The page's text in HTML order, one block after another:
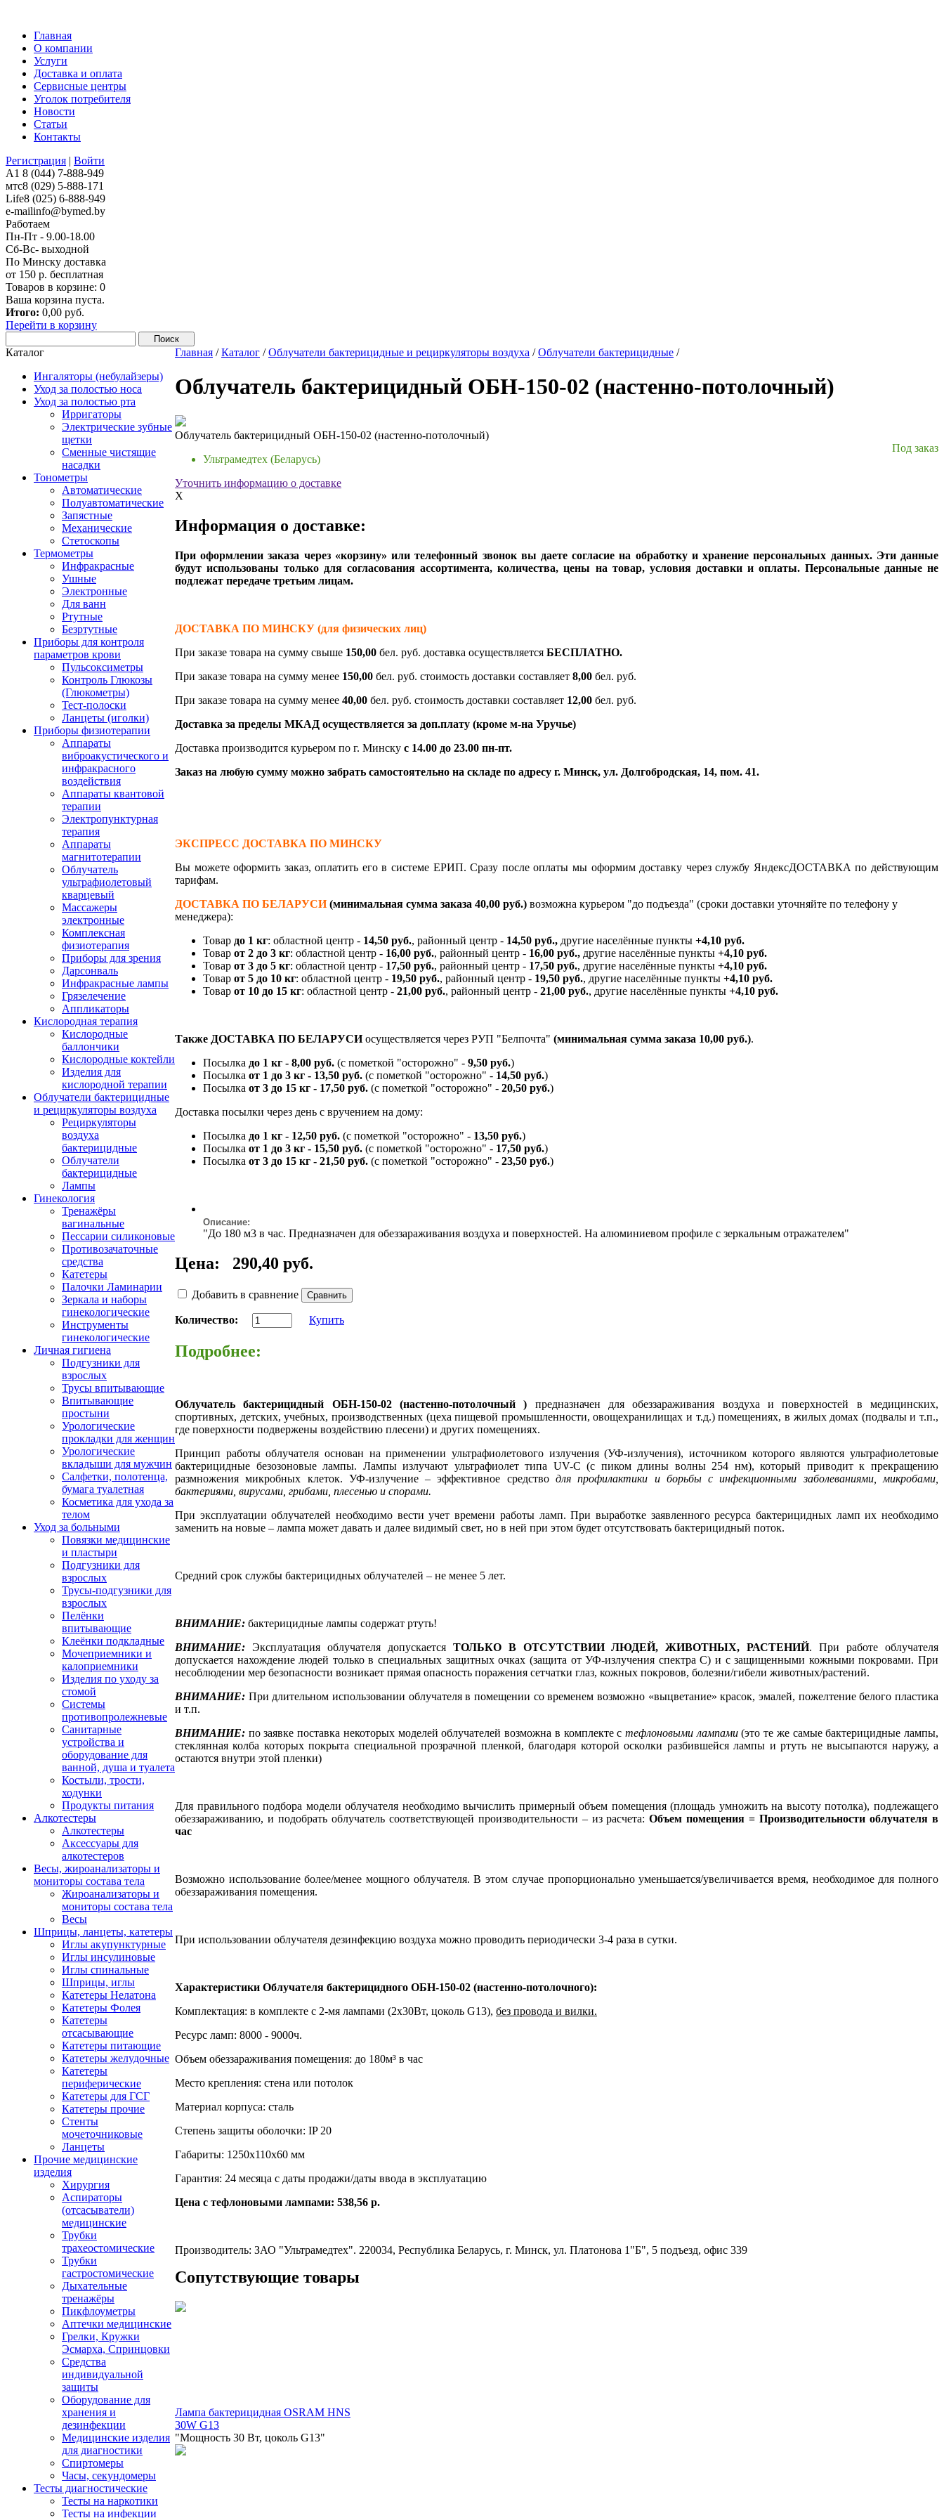
Главная
О компании
Услуги
Доставка и оплата
Сервисные центры
Уголок потребителя
Новости
Статьи
Контакты
Регистрация | Войти
A1 8 (044) 7-888-949
мтс8 (029) 5-888-171
Life8 (025) 6-888-949
e-mailinfo@bymed.by
Работаем
Пн-Пт - 9.00-18.00
Сб-Вс- выходной
По Минску доставка
от 150 р. бесплатная
Товаров в корзине: 0
Ваша корзина пуста.
Итого: 0,00 руб.
Перейти в корзину
Каталог
Ингаляторы (небулайзеры)
Уход за полостью носа
Уход за полостью рта
Ирригаторы
Электрические зубные
щетки
Сменные чистящие
насадки
Тонометры
Автоматические
Полуавтоматические
Запястные
Механические
Стетоскопы
Термометры
Инфракрасные
Ушные
Электронные
Для ванн
Ртутные
Безртутные
Приборы для контроля
параметров крови
Пульсоксиметры
Контроль Глюкозы
(Глюкометры)
Тест-полоски
Ланцеты (иголки)
Приборы физиотерапии
Аппараты
виброакустического и
инфракрасного
воздействия
Аппараты квантовой
терапии
Электропунктурная
терапия
Аппараты
магнитотерапии
Облучатель
ультрафиолетовый
кварцевый
Массажеры
электронные
Комплексная
физиотерапия
Приборы для зрения
Дарсонваль
Инфракрасные лампы
Грязелечение
Аппликаторы
Кислородная терапия
Кислородные
баллончики
Кислородные коктейли
Изделия для
кислородной терапии
Облучатели бактерицидные
и рециркуляторы воздуха
Рециркуляторы
воздуха
бактерицидные
Облучатели
бактерицидные
Лампы
Гинекология
Тренажёры
вагинальные
Пессарии силиконовые
Противозачаточные
средства
Катетеры
Палочки Ламинарии
Зеркала и наборы
гинекологические
Инструменты
гинекологические
Личная гигиена
Подгузники для
взрослых
Трусы впитывающие
Впитывающие
простыни
Урологические
прокладки для женщин
Урологические
вкладыши для мужчин
Салфетки, полотенца,
бумага туалетная
Косметика для ухода за
телом
Уход за больными
Повязки медицинские
и пластыри
Подгузники для
взрослых
Трусы-подгузники для
взрослых
Пелёнки
впитывающие
Клеёнки подкладные
Мочеприемники и
калоприемники
Изделия по уходу за
стомой
Системы
противопролежневые
Санитарные
устройства и
оборудование для
ванной, душа и туалета
Костыли, трости,
ходунки
Продукты питания
Алкотестеры
Алкотестеры
Аксессуары для
алкотестеров
Весы, жироанализаторы и
мониторы состава тела
Жироанализаторы и
мониторы состава тела
Весы
Шприцы, ланцеты, катетеры
Иглы акупунктурные
Иглы инсулиновые
Иглы спинальные
Шприцы, иглы
Катетеры Нелатона
Катетеры Фолея
Катетеры
отсасывающие
Катетеры питающие
Катетеры желудочные
Катетеры
периферические
Катетеры для ГСГ
Катетеры прочие
Стенты
мочеточниковые
Ланцеты
Прочие медицинские
изделия
Хирургия
Аспираторы
(отсасыватели)
медицинские
Трубки
трахеостомические
Трубки
гастростомические
Дыхательные
тренажёры
Пикфлоуметры
Аптечки медицинские
Грелки, Кружки
Эсмарха, Спринцовки
Средства
индивидуальной
защиты
Оборудование для
хранения и
дезинфекции
Медицинские изделия
для диагностики
Спиртомеры
Часы, секундомеры
Тесты диагностические
Тесты на наркотики
Тесты на инфекции
Главная /Каталог /Облучатели бактерицидные и рециркуляторы воздуха /Облучатели бактерицидные /
Облучатель бактерицидный ОБН-150-02 (настенно-потолочный)
Облучатель бактерицидный ОБН-150-02 (настенно-потолочный)
Под заказ
Ультрамедтех (Беларусь)
Уточнить информацию о доставке
X
Информация о доставке:
При оформлении заказа через «корзину» или телефонный звонок вы даете согласие на обработку и хранение персональных данных. Эти данные
будут использованы только для согласования ассортимента, количества, цены на товар, условия доставки и оплаты. Персональные данные не
подлежат передаче третьим лицам.
ДОСТАВКА ПО МИНСКУ (для физических лиц)
При заказе товара на сумму свыше 150,00 бел. руб. доставка осуществляется БЕСПЛАТНО.
При заказе товара на сумму менее 150,00 бел. руб. стоимость доставки составляет 8,00 бел. руб.
При заказе товара на сумму менее 40,00 бел. руб. стоимость доставки составляет 12,00 бел. руб.
Доставка за пределы МКАД осуществляется за доп.плату (кроме м-на Уручье)
Доставка производится курьером по г. Минску с 14.00 до 23.00 пн-пт.
Заказ на любую сумму можно забрать самостоятельно на складе по адресу г. Минск, ул. Долгобродская, 14, пом. 41.
ЭКСПРЕСС ДОСТАВКА ПО МИНСКУ
Вы можете оформить заказ, оплатить его в системе ЕРИП. Сразу после оплаты мы оформим доставку через службу ЯндексДОСТАВКА по действующим
тарифам.
ДОСТАВКА ПО БЕЛАРУСИ (минимальная сумма заказа 40,00 руб.) возможна курьером "до подъезда" (сроки доставки уточняйте по телефону у
менеджера):
Товар до 1 кг: областной центр - 14,50 руб., районный центр - 14,50 руб., другие населённые пункты +4,10 руб.
Товар от 2 до 3 кг: областной центр - 16,00 руб., районный центр - 16,00 руб., другие населённые пункты +4,10 руб.
Товар от 3 до 5 кг: областной центр - 17,50 руб., районный центр - 17,50 руб., другие населённые пункты +4,10 руб.
Товар от 5 до 10 кг: областной центр - 19,50 руб., районный центр - 19,50 руб., другие населённые пункты +4,10 руб.
Товар от 10 до 15 кг: областной центр - 21,00 руб., районный центр - 21,00 руб., другие населённые пункты +4,10 руб.
Также ДОСТАВКА ПО БЕЛАРУСИосуществляется через РУП "Белпочта" (минимальная сумма заказа 10,00 руб.).
Посылка до 1 кг - 8,00 руб. (с пометкой "осторожно" - 9,50 руб.)
Посылка от 1 до 3 кг - 13,50 руб. (с пометкой "осторожно" - 14,50 руб.)
Посылка от 3 до 15 кг - 17,50 руб. (с пометкой "осторожно" - 20,50 руб.)
Доставка посылки через день с вручением на дому:
Посылка до 1 кг - 12,50 руб. (с пометкой "осторожно" - 13,50 руб.)
Посылка от 1 до 3 кг - 15,50 руб. (с пометкой "осторожно" - 17,50 руб.)
Посылка от 3 до 15 кг - 21,50 руб. (с пометкой "осторожно" - 23,50 руб.)
Описание:
"До 180 м3 в час. Предназначен для обеззараживания воздуха и поверхностей. На алюминиевом профиле с зеркальным отражателем"
Цена: 290,40 руб.
Добавить в сравнение
Количество: Купить
Подробнее:
Облучатель бактерицидный ОБН-150-02 (настенно-потолочный ) предназначен для обеззараживания воздуха и поверхностей в медицинских,
спортивных, детских, учебных, производственных (цеха пищевой промышленности, овощехранилищах и т.д.) помещениях, в жилых домах (подвалы и т.п.,
где поверхности подвержены воздействию плесени) и других помещениях.
Принцип работы облучателя основан на применении ультрафиолетового излучения (УФ-излучения), источником которого являются ультрафиолетовые
бактерицидные безозоновые лампы. Лампы излучают ультрафиолет типа UV-C (с пиком длины волны 254 нм), который приводит к прекращению
размножения микробных клеток. УФ-излучение – эффективное средство для профилактики и борьбы с инфекционными заболеваниями, микробами,
бактериями, вирусами, грибами, плесенью и спорами.
При эксплуатации облучателей необходимо вести учет времени работы ламп. При выработке заявленного ресурса бактерицидных ламп их необходимо
заменить на новые – лампа может давать и далее видимый свет, но в ней при этом будет отсутствовать бактерицидный поток.
Средний срок службы бактерицидных облучателей – не менее 5 лет.
ВНИМАНИЕ: бактерицидные лампы содержат ртуть!
ВНИМАНИЕ: Эксплуатация облучателя допускается ТОЛЬКО В ОТСУТСТВИИ ЛЮДЕЙ, ЖИВОТНЫХ, РАСТЕНИЙ. При работе облучателя
допускается нахождение людей только в специальных защитных очках (защита от УФ-излучения спектра С) и с защищенными кожными покровами. При
несоблюдении мер безопасности возникает прямая опасность поражения сетчатки глаз, кожных покровов, болезни/гибели животных/растений.
ВНИМАНИЕ: При длительном использовании облучателя в помещении со временем возможно «выцветание» красок, эмалей, пожелтение белого пластика
и т.п.
ВНИМАНИЕ: по заявке поставка некоторых моделей облучателей возможна в комплекте с тефлоновыми лампами(это те же самые бактерицидные лампы,
стеклянная колба которых покрыта специальной прозрачной пленкой, благодаря которой осколки разбившейся лампы и ртуть не высыпаются наружу, а
остаются внутри этой пленки)
Для правильного подбора модели облучателя необходимо вычислить примерный объем помещения (площадь умножить на высоту потолка), подлежащего
обеззараживанию, и подобрать облучатель соответствующей производительности – из расчета:Объем помещения = Производительности облучателя в
час
Возможно использование более/менее мощного облучателя. В этом случае пропорционально уменьшается/увеличивается время, необходимое для полного
обеззараживания помещения.
При использовании облучателя дезинфекцию воздуха можно проводить периодически 3-4 раза в сутки.
Характеристики Облучателя бактерицидного ОБН-150-02 (настенно-потолочного):
Комплектация: в комплекте с 2-мя лампами (2х30Вт, цоколь G13), без провода и вилки.
Ресурс ламп: 8000 - 9000ч.
Объем обеззараживания помещения: до 180м³ в час
Место крепления: стена или потолок
Материал корпуса: сталь
Степень защиты оболочки: IP 20
Габариты: 1250х110х60 мм
Гарантия: 24 месяца с даты продажи/даты ввода в эксплуатацию
Цена с тефлоновыми лампами: 538,56 р.
Производитель: ЗАО "Ультрамедтех". 220034, Республика Беларусь, г. Минск, ул. Платонова 1"Б", 5 подъезд, офис 339
Сопутствующие товары
Лампа бактерицидная OSRAM HNS
30W G13
"Мощность 30 Вт, цоколь G13"